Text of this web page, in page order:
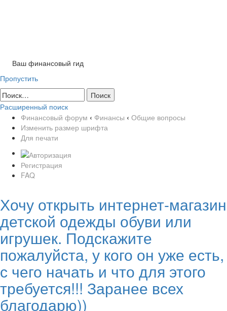
Ваш финансовый гид
Пропустить
Расширенный поиск
Финансовый форум ‹ Финансы ‹ Общие вопросы
Изменить размер шрифта
Для печати
Регистрация
FAQ
Хочу открыть интернет-магазин
детской одежды обуви или
игрушек. Подскажите
пожалуйста, у кого он уже есть,
с чего начать и что для этого
требуется!!! Заранее всех
благодарю))